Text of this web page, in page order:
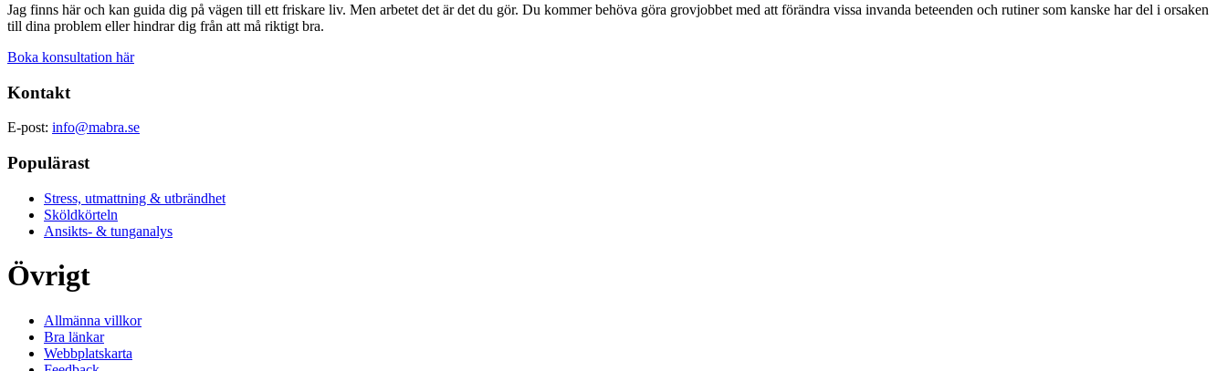
Jag finns här och kan guida dig på vägen till ett friskare liv. Men arbetet det är det du gör. Du kommer behöva göra grovjobbet med att förändra vissa invanda beteenden och rutiner som kanske har del i orsaken
till dina problem eller hindrar dig från att må riktigt bra.
Boka konsultation här
Kontakt
E-post: info@mabra.se
Populärast
Stress, utmattning & utbrändhet
Sköldkörteln
Ansikts- & tunganalys
Övrigt
Allmänna villkor
Bra länkar
Webbplatskarta